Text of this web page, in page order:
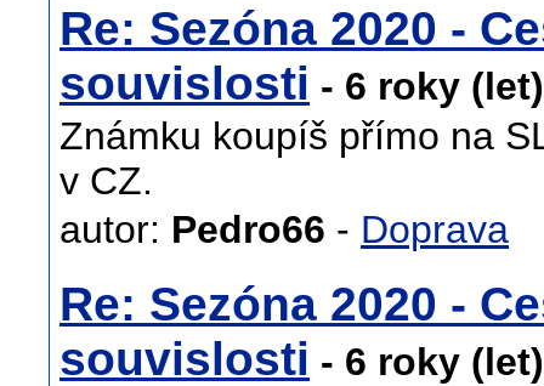
Re: Sezóna 2020 -
souvislosti - 6 roky
Známku koupíš přímo na
v CZ.
autor: Pedro66 - Doprava
Re: Sezóna 2020 -
souvislosti - 6 roky